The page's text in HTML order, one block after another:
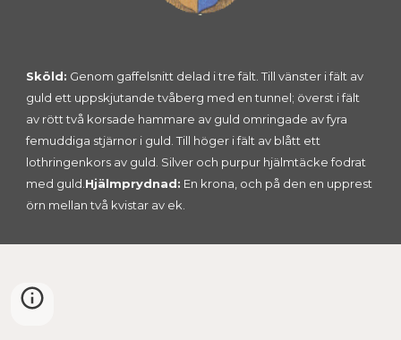
Sköld: Genom gaffelsnitt delad i tre fält. Till vänster i fält av
guld ett uppskjutande tvåberg med en tunnel; överst i fält
av rött två korsade hammare av guld omringade av fyra
femuddiga stjärnor i guld. Till höger i fält av blått ett
lothringenkors av guld. Silver och purpur hjälmtäcke fodrat
med guld. Hjälmprydnad: En krona, och på den en upprest
örn mellan två kvistar av ek.